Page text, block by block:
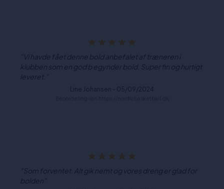
"Vi havde fået denne bold anbefalet af træneren i
klubben som en god b egynder bold. Super fin og hurtigt
leveret."
Line Johansen - 05/09/2024
"Som forventet. Alt gik nemt og vores dreng er glad for
bolden"